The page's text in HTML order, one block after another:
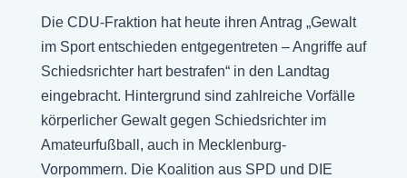
Die CDU-Fraktion hat heute ihren Antrag „Gewalt
im Sport entschieden entgegentreten – Angriffe auf
Schiedsrichter hart bestrafen“ in den Landtag
eingebracht. Hintergrund sind zahlreiche Vorfälle
körperlicher Gewalt gegen Schiedsrichter im
Amateurfußball, auch in Mecklenburg-
Vorpommern. Die Koalition aus SPD und DIE